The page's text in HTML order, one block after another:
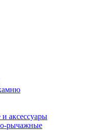
аксессуары
рычажные